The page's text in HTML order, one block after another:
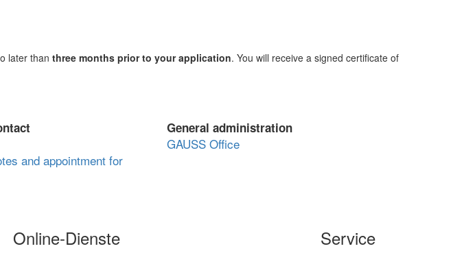
later than three months prior to your application. You will receive a signed certificate of
and appointment for
General administration
GAUSS Office
Online-Dienste Service